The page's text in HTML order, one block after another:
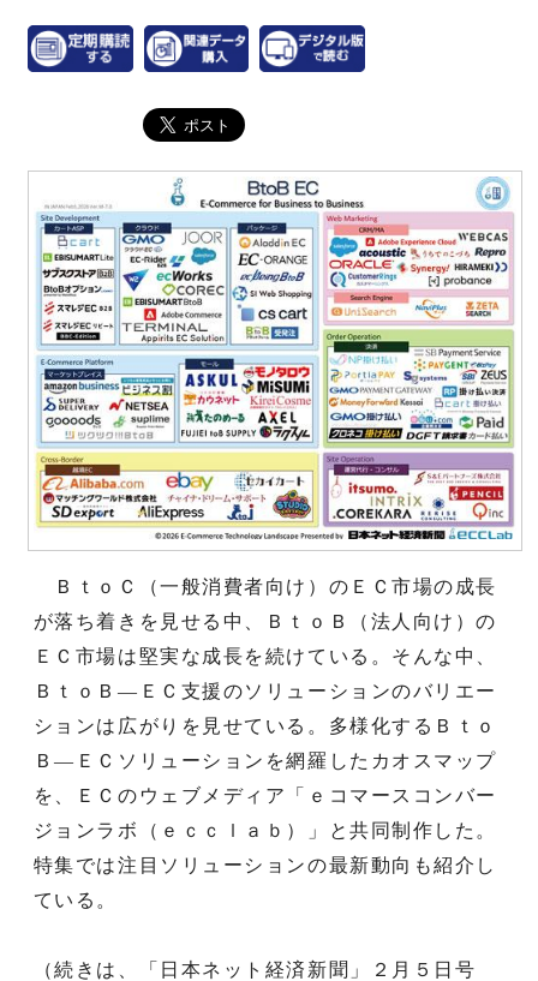
ＢｔｏＣ（一般消費者向け）のＥＣ市場の成長
が落ち着きを見せる中、ＢｔｏＢ（法人向け）の
ＥＣ市場は堅実な成長を続けている。そんな中、
ＢｔｏＢ―ＥＣ支援のソリューションのバリエー
ションは広がりを見せている。多様化するＢｔｏ
Ｂ―ＥＣソリューションを網羅したカオスマップ
を、ＥＣのウェブメディア「ｅコマースコンバー
ジョンラボ（ｅｃｃｌａｂ）」と共同制作した。
特集では注目ソリューションの最新動向も紹介し
ている。
（続きは、「日本ネット経済新聞」２月５日号